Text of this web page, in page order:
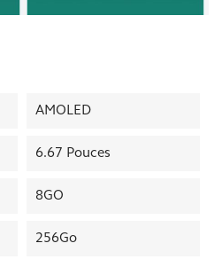
AMOLED
6.67 Pouces
8GO
256Go